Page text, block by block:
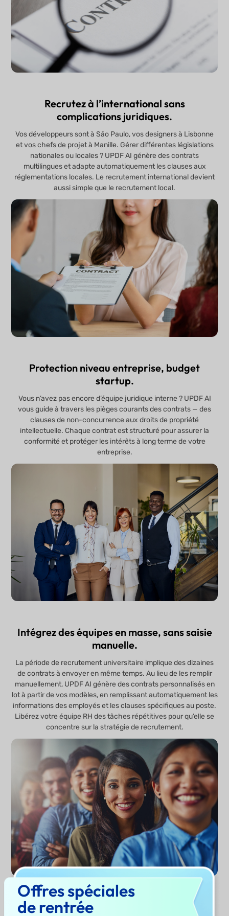
Recrutez à l’international sans
complications juridiques.
Vos développeurs sont à São Paulo, vos designers à Lisbonne
et vos chefs de projet à Manille. Gérer différentes législations
nationales ou locales ? UPDF AI génère des contrats
multilingues et adapte automatiquement les clauses aux
réglementations locales. Le recrutement international devient
aussi simple que le recrutement local.
Protection niveau entreprise, budget
startup.
Vous n’avez pas encore d’équipe juridique interne ? UPDF AI
vous guide à travers les pièges courants des contrats — des
clauses de non-concurrence aux droits de propriété
intellectuelle. Chaque contrat est structuré pour assurer la
conformité et protéger les intérêts à long terme de votre
entreprise.
Intégrez des équipes en masse, sans saisie
manuelle.
La période de recrutement universitaire implique des dizaines
de contrats à envoyer en même temps. Au lieu de les remplir
manuellement, UPDF AI génère des contrats personnalisés en
lot à partir de vos modèles, en remplissant automatiquement les
informations des employés et les clauses spécifiques au poste.
Libérez votre équipe RH des tâches répétitives pour qu’elle se
concentre sur la stratégie de recrutement.
Essayer maintenant
Offres spéciales
de rentrée